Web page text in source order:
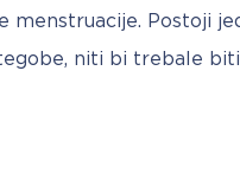
menstruacije. Postoji
niti bi trebale